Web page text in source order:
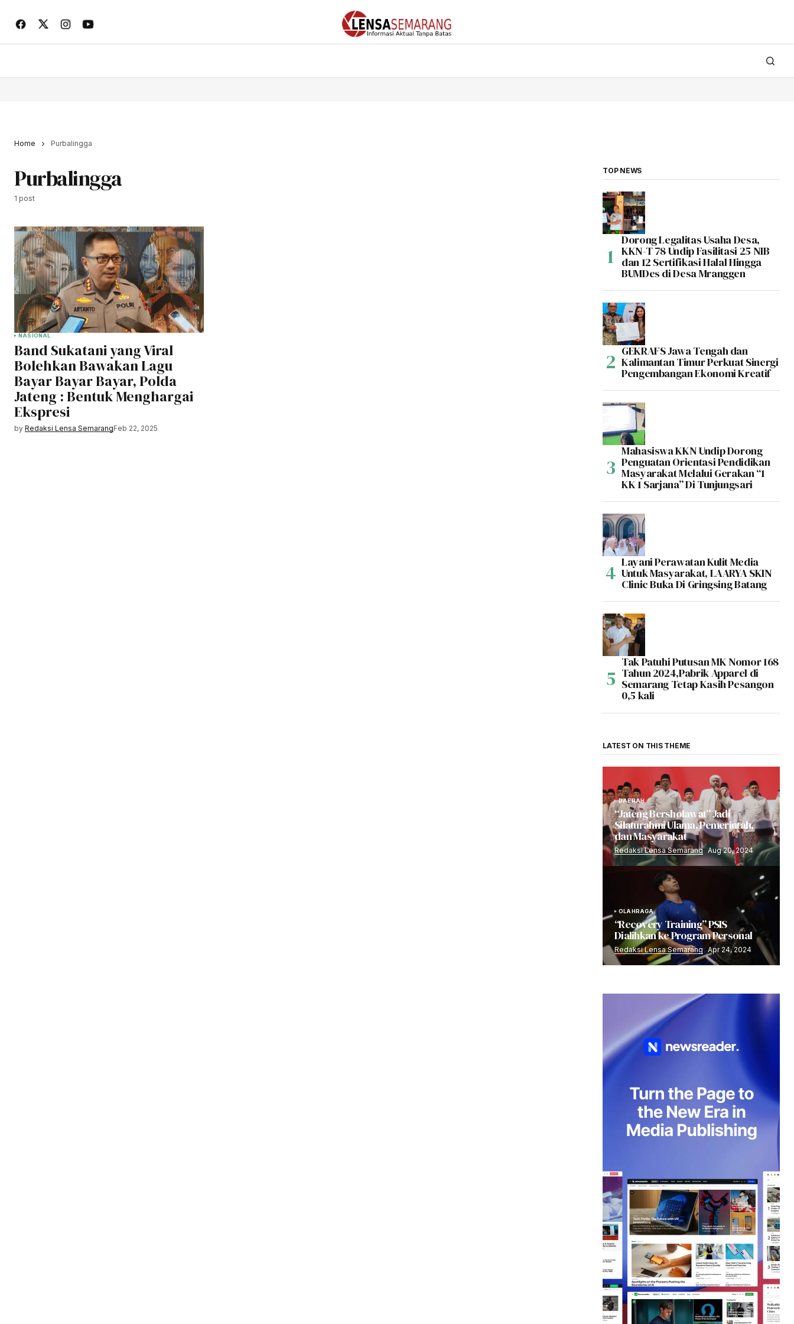
Home Purbalingga
Purbalingga
1 post
NASIONAL
Band Sukatani yang Viral
Bolehkan Bawakan Lagu
Bayar Bayar Bayar, Polda
Jateng : Bentuk Menghargai
Ekspresi
by Redaksi Lensa SemarangFeb 22, 2025
TOP NEWS
Dorong Legalitas Usaha Desa,
KKN-T 78 Undip Fasilitasi 25 NIB
dan 12 Sertifikasi Halal Hingga
BUMDes di Desa Mranggen
GEKRAFS Jawa Tengah dan
Kalimantan Timur Perkuat Sinergi
Pengembangan Ekonomi Kreatif
Mahasiswa KKN Undip Dorong
Penguatan Orientasi Pendidikan
Masyarakat Melalui Gerakan “1
KK 1 Sarjana” Di Tunjungsari
Layani Perawatan Kulit Media
Untuk Masyarakat, LAARYA SKIN
Clinic Buka Di Gringsing Batang
Tak Patuhi Putusan MK Nomor 168
Tahun 2024,Pabrik Apparel di
Semarang Tetap Kasih Pesangon
0,5 kali
LATEST ON THIS THEME
DAERAH
“Jateng Bersholawat” Jadi
Silaturahmi Ulama, Pemerintah,
dan Masyarakat
Redaksi Lensa Semarang Aug 20, 2024
OLAHRAGA
“Recovery Training” PSIS
Dialihkan ke Program Personal
Redaksi Lensa Semarang Apr 24, 2024